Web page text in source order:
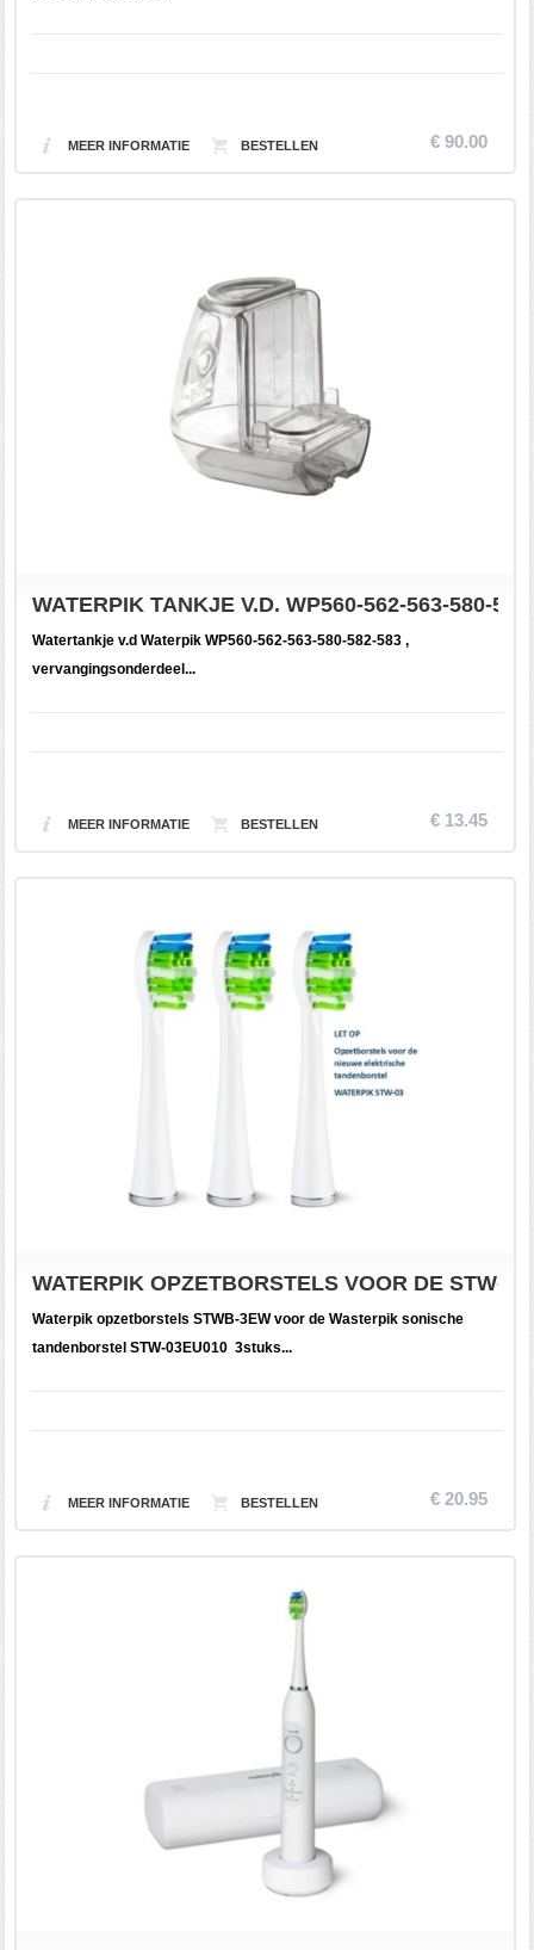
€ 90.00
MEER INFORMATIE
WATERPIK TANKJE V.D. WP560-562-563-580-
€ 13.45
Watertankje v.d Waterpik WP560-562-563-580-582-583 ,
vervangingsonderdeel...
MEER INFORMATIE
WATERPIK OPZETBORSTELS VOOR DE STW-
€ 20.95
Waterpik opzetborstels STWB-3EW voor de Wasterpik sonische
tandenborstel STW-03EU010 3stuks...
MEER INFORMATIE